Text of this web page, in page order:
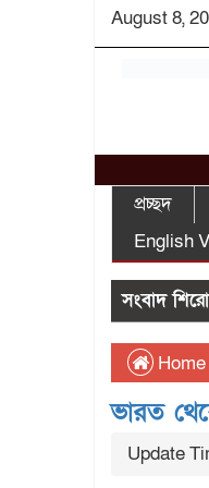
August 8,
প্রচ্ছদ
English
সংবাদ
Home
ভারত
Update